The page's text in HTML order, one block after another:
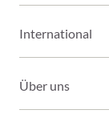
International
Über uns